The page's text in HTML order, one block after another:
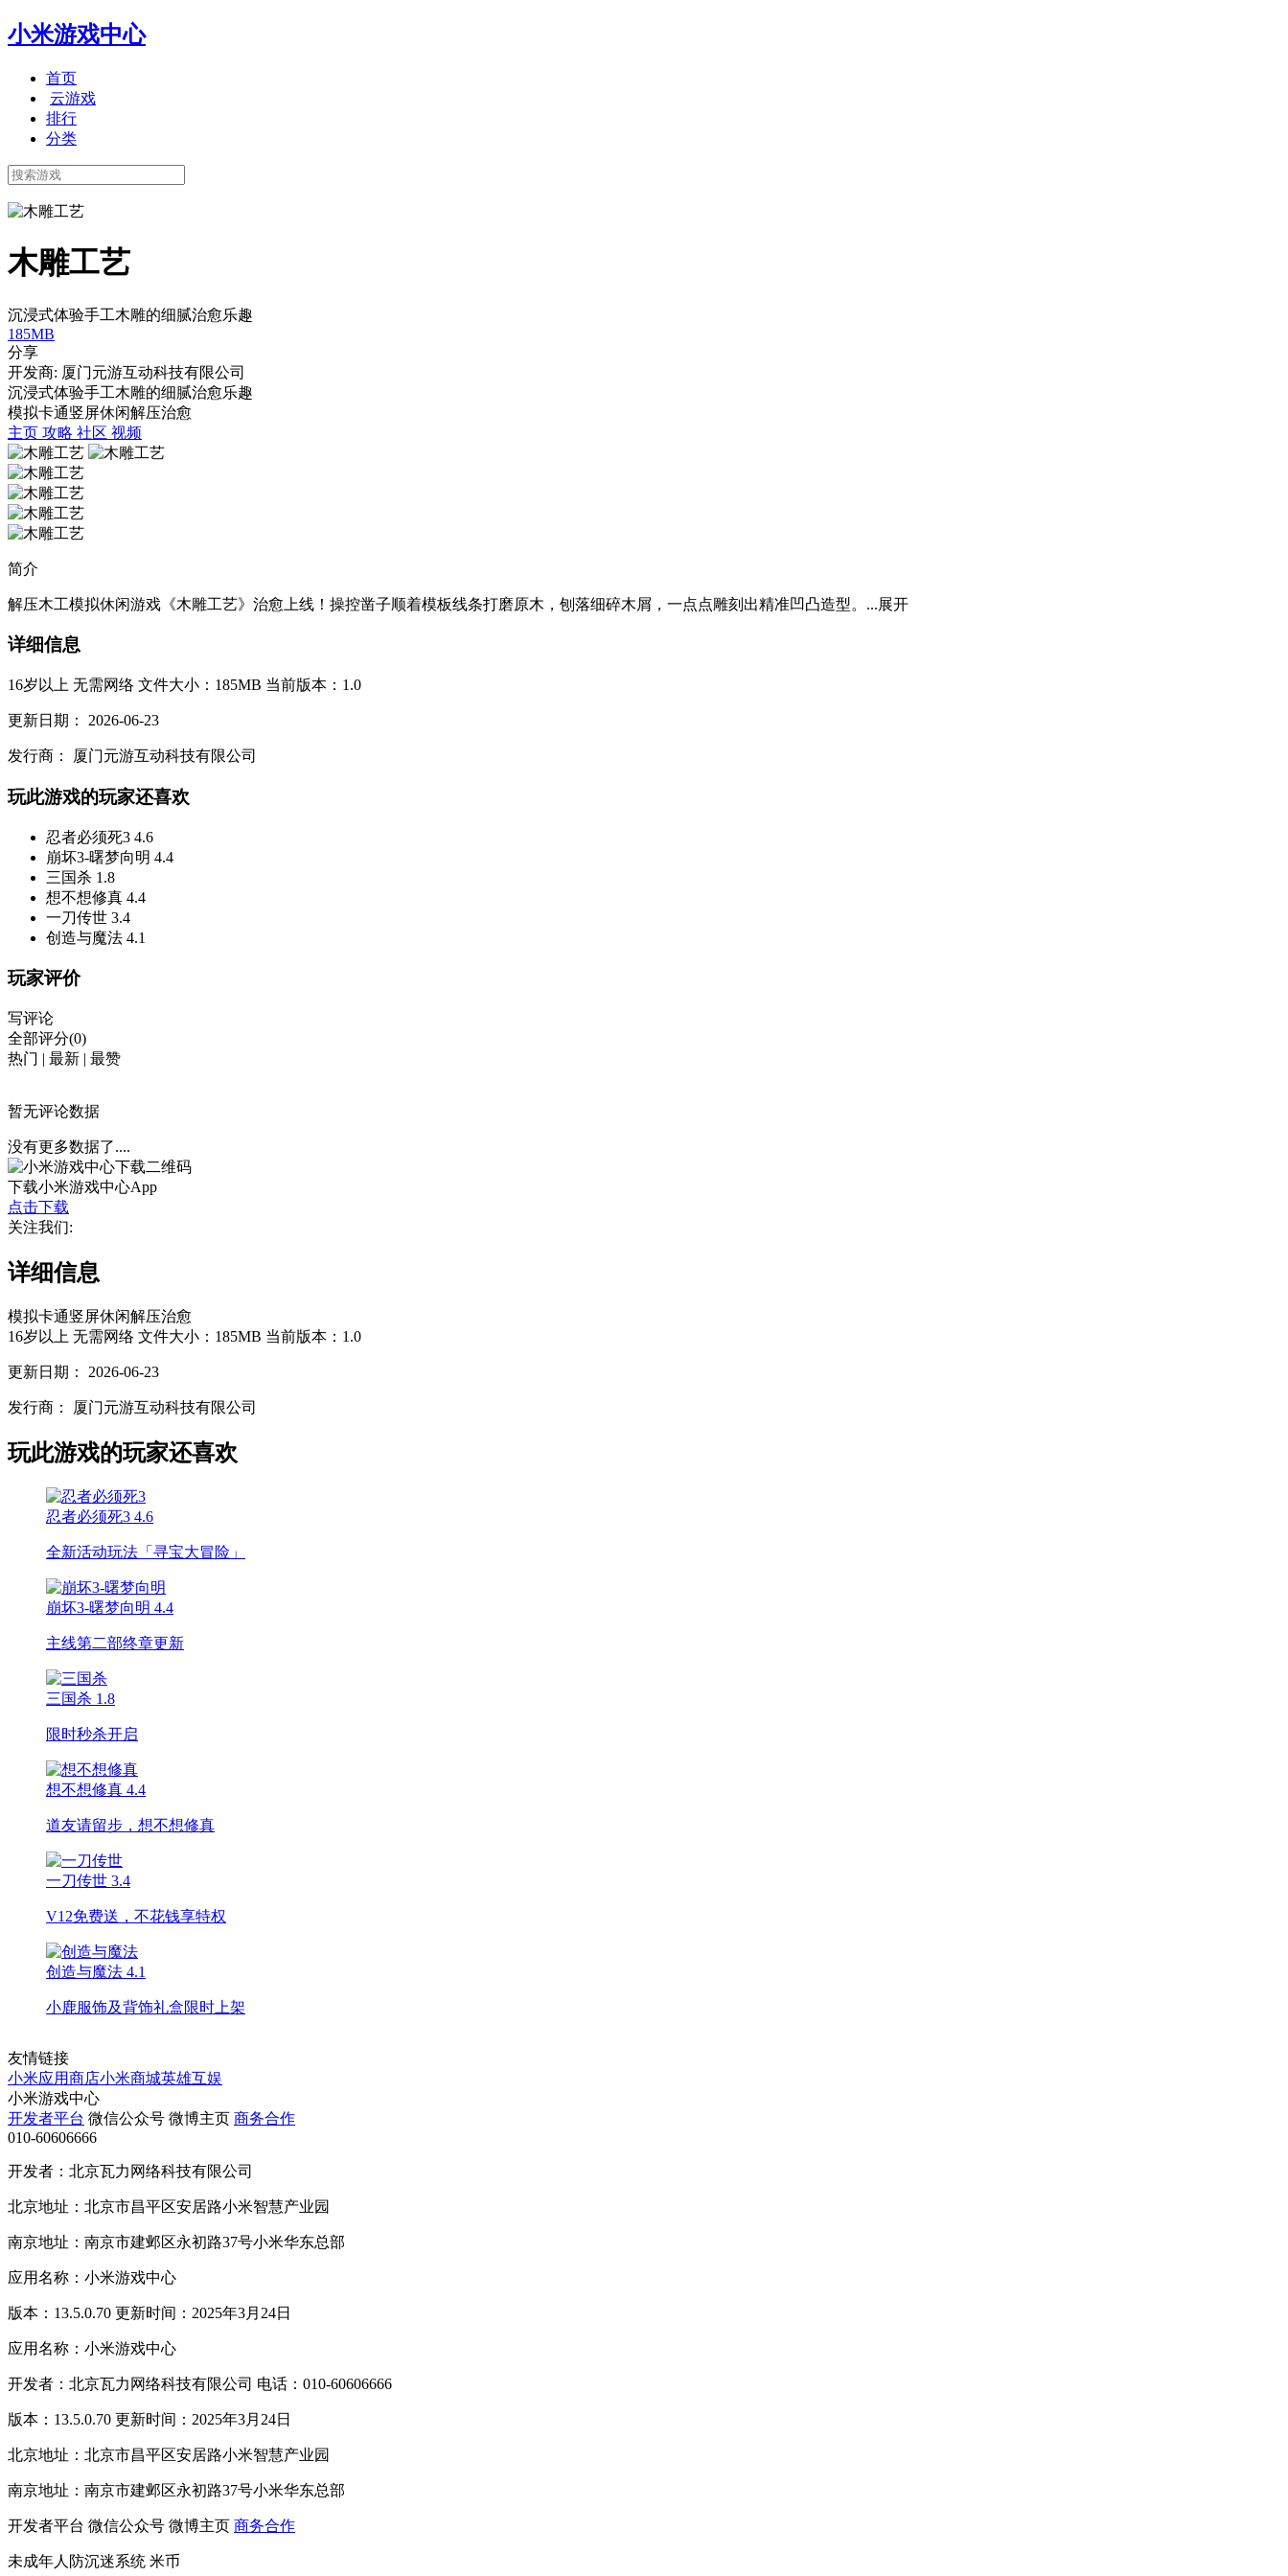
小米游戏中心
首页
云游戏
排行
分类
木雕工艺
沉浸式体验手工木雕的细腻治愈乐趣
185MB
分享
开发商: 厦门元游互动科技有限公司
沉浸式体验手工木雕的细腻治愈乐趣
模拟卡通竖屏休闲解压治愈
主页 攻略 社区 视频
简介
解压木工模拟休闲游戏《木雕工艺》治愈上线！操控凿子顺着模板线条打磨原木，刨落细碎木屑，一点点雕刻出精准凹凸造型。...展开
详细信息
16岁以上 无需网络 文件大小：185MB 当前版本：1.0
更新日期： 2026-06-23
发行商： 厦门元游互动科技有限公司
玩此游戏的玩家还喜欢
忍者必须死3 4.6
崩坏3-曙梦向明 4.4
三国杀 1.8
想不想修真 4.4
一刀传世 3.4
创造与魔法 4.1
玩家评价
写评论
全部评分(0)
热门 | 最新 | 最赞
暂无评论数据
没有更多数据了....
下载小米游戏中心App
点击下载
关注我们:
详细信息
模拟卡通竖屏休闲解压治愈
16岁以上 无需网络 文件大小：185MB 当前版本：1.0
更新日期： 2026-06-23
发行商： 厦门元游互动科技有限公司
玩此游戏的玩家还喜欢
忍者必须死3 4.6
全新活动玩法「寻宝大冒险」
崩坏3-曙梦向明 4.4
主线第二部终章更新
三国杀 1.8
限时秒杀开启
想不想修真 4.4
道友请留步，想不想修真
一刀传世 3.4
V12免费送，不花钱享特权
创造与魔法 4.1
小鹿服饰及背饰礼盒限时上架
友情链接
小米应用商店小米商城英雄互娱
小米游戏中心
开发者平台 微信公众号 微博主页 商务合作
010-60606666
开发者：北京瓦力网络科技有限公司
北京地址：北京市昌平区安居路小米智慧产业园
南京地址：南京市建邺区永初路37号小米华东总部
应用名称：小米游戏中心
版本：13.5.0.70 更新时间：2025年3月24日
应用名称：小米游戏中心
开发者：北京瓦力网络科技有限公司 电话：010-60606666
版本：13.5.0.70 更新时间：2025年3月24日
北京地址：北京市昌平区安居路小米智慧产业园
南京地址：南京市建邺区永初路37号小米华东总部
开发者平台 微信公众号 微博主页 商务合作
未成年人防沉迷系统 米币